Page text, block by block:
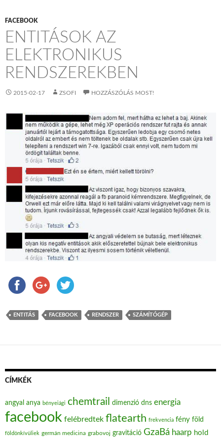
FACEBOOK
ENTITÁSOK AZ
ELEKTRONIKUS
RENDSZEREKBEN
2015-02-17 ZSOFI HOZZÁSZÓLÁS MOST!
ENTITÁS FACEBOOK RENDSZER SZÁMÍTÓGÉP
CÍMKÉK
angyal anya bényeiági chemtrail dimenzió dns energia
facebook felébredtek flatearth frekvencia fény föld
földönkívüliek germán medicina grabovoj gravitáció GzaBá haarp hold